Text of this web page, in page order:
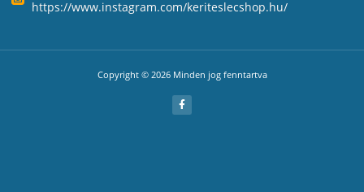
https://www.instagram.com/keriteslecshop.hu/
Copyright © 2026 Minden jog fenntartva